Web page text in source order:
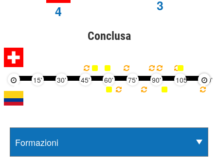
4 3
Conclusa
15' 30' 45' 60' 75' 90' 105' 120'